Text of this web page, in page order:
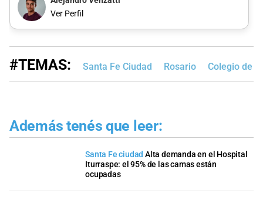
Ver Perfil
#TEMAS: Santa Fe Ciudad Rosario Colegio de
Además tenés que leer:
Santa Fe ciudad Alta demanda en el Hospital
Iturraspe: el 95% de las camas están
ocupadas